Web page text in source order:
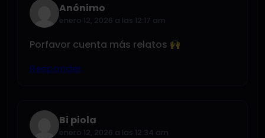
Anónimo
enero 12, 2026 a las 12:17 am
Porfavor cuenta más relatos
Responder
Bi piola
enero 12, 2026 a las 12:34 am